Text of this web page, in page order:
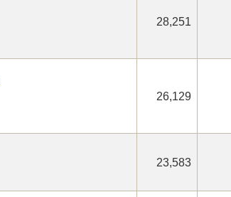
28,251
26,129
23,583